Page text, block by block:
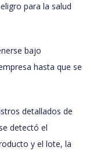
para la salud
bajo
hasta que se
detallados de
detectó el
y el lote, la